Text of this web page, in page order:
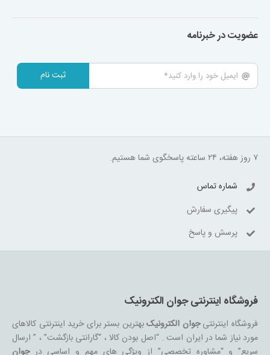
عضویت در خبرنامه
ثبت نام
۷ روز هفته، ۲۴ ساعته پاسخگوی شما هستیم.
شماره تماس
پیگیری سفارش
پرسش و پاسخ
فروشگاه اینترنتی جوان الکترونیک
فروشگاه اینترنتیجوان الکترونیکبهترین بستر برای خرید اینترنتی کالاهای
مورد نیاز شما در ایران است . “اصل بودن کالا ، “گارانتی بازگشت” ، ” ارسال
سریع” و “مشاوره تخصصی” از ویژگی های مهم و اساسی درجوان